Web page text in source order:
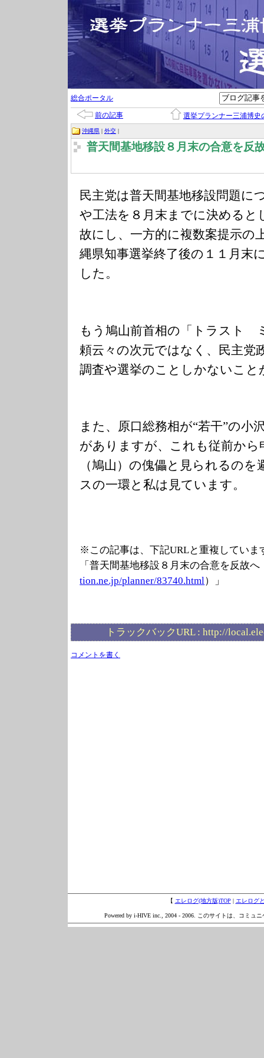
総合ポータル
前の記事 選挙プランナー三浦博史
沖縄県 | 外交 |
普天間基地移設８月末の合意を反
民主党は普天間基地移設問題に
や工法を８月末までに決めると
故にし、一方的に複数案提示の
縄県知事選挙終了後の１１月末
した。
もう鳩山前首相の「トラスト
頼云々の次元ではなく、民主党
調査や選挙のことしかないこと
また、原口総務相が“若干”の小
がありますが、これも従前から
（鳩山）の傀儡と見られるの
スの一環と私は見ています。
※この記事は、下記URLと重複していま
「普天間基地移設８月末の合意を反故へ
tion.ne.jp/planner/83740.html）」
トラックバックURL : http://
コメントを書く
【 エレログ(地方版)TOP | エレログ
Powered by i-HIVE inc., 2004 - 2006. このサイトは、コミュ